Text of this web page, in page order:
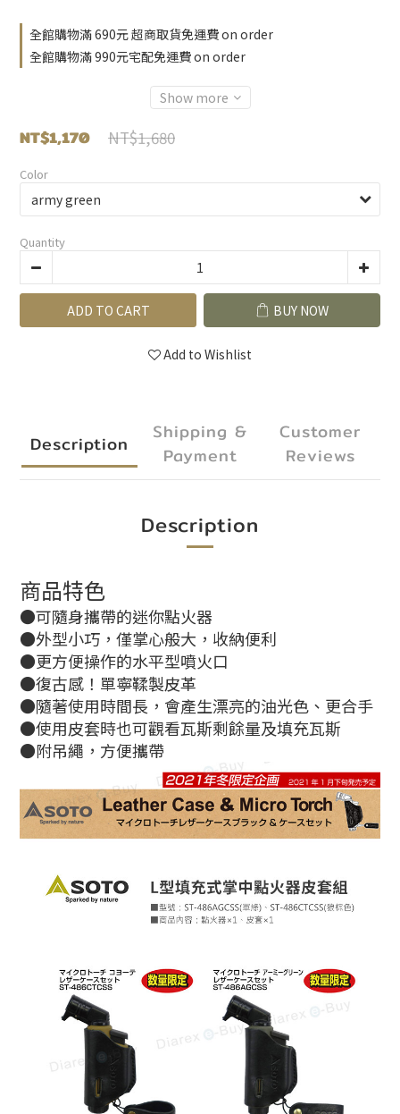
全館購物滿 690元 超商取貨免運費 on order
全館購物滿 990元宅配免運費 on order
Show more
NT$1,680
NT$1,170
Color
Quantity
ADD TO CART BUY NOW
Add to Wishlist
Description
Shipping &
Payment
Customer
Reviews
Description
商品特色
●可隨身攜帶的迷你點火器
●外型小巧，僅掌心般大，收納便利
●更方便操作的水平型噴火口
●復古感！單寧鞣製皮革
●隨著使用時間長，會產生漂亮的油光色、更合手
●使用皮套時也可觀看瓦斯剩餘量及填充瓦斯
●附吊繩，方便攜帶